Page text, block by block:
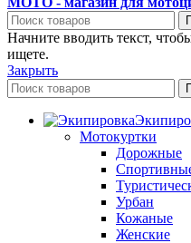
Начните вводить текст,
ищете.
Закрыть
Мотокуртки
Дорожные
Урбан
Кожаные
Женские